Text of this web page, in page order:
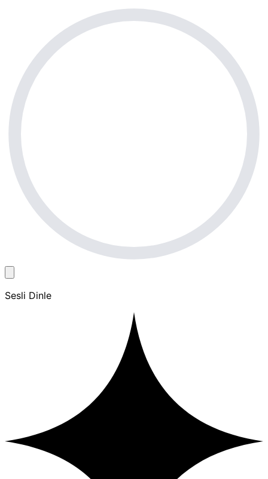
Sesli Dinle